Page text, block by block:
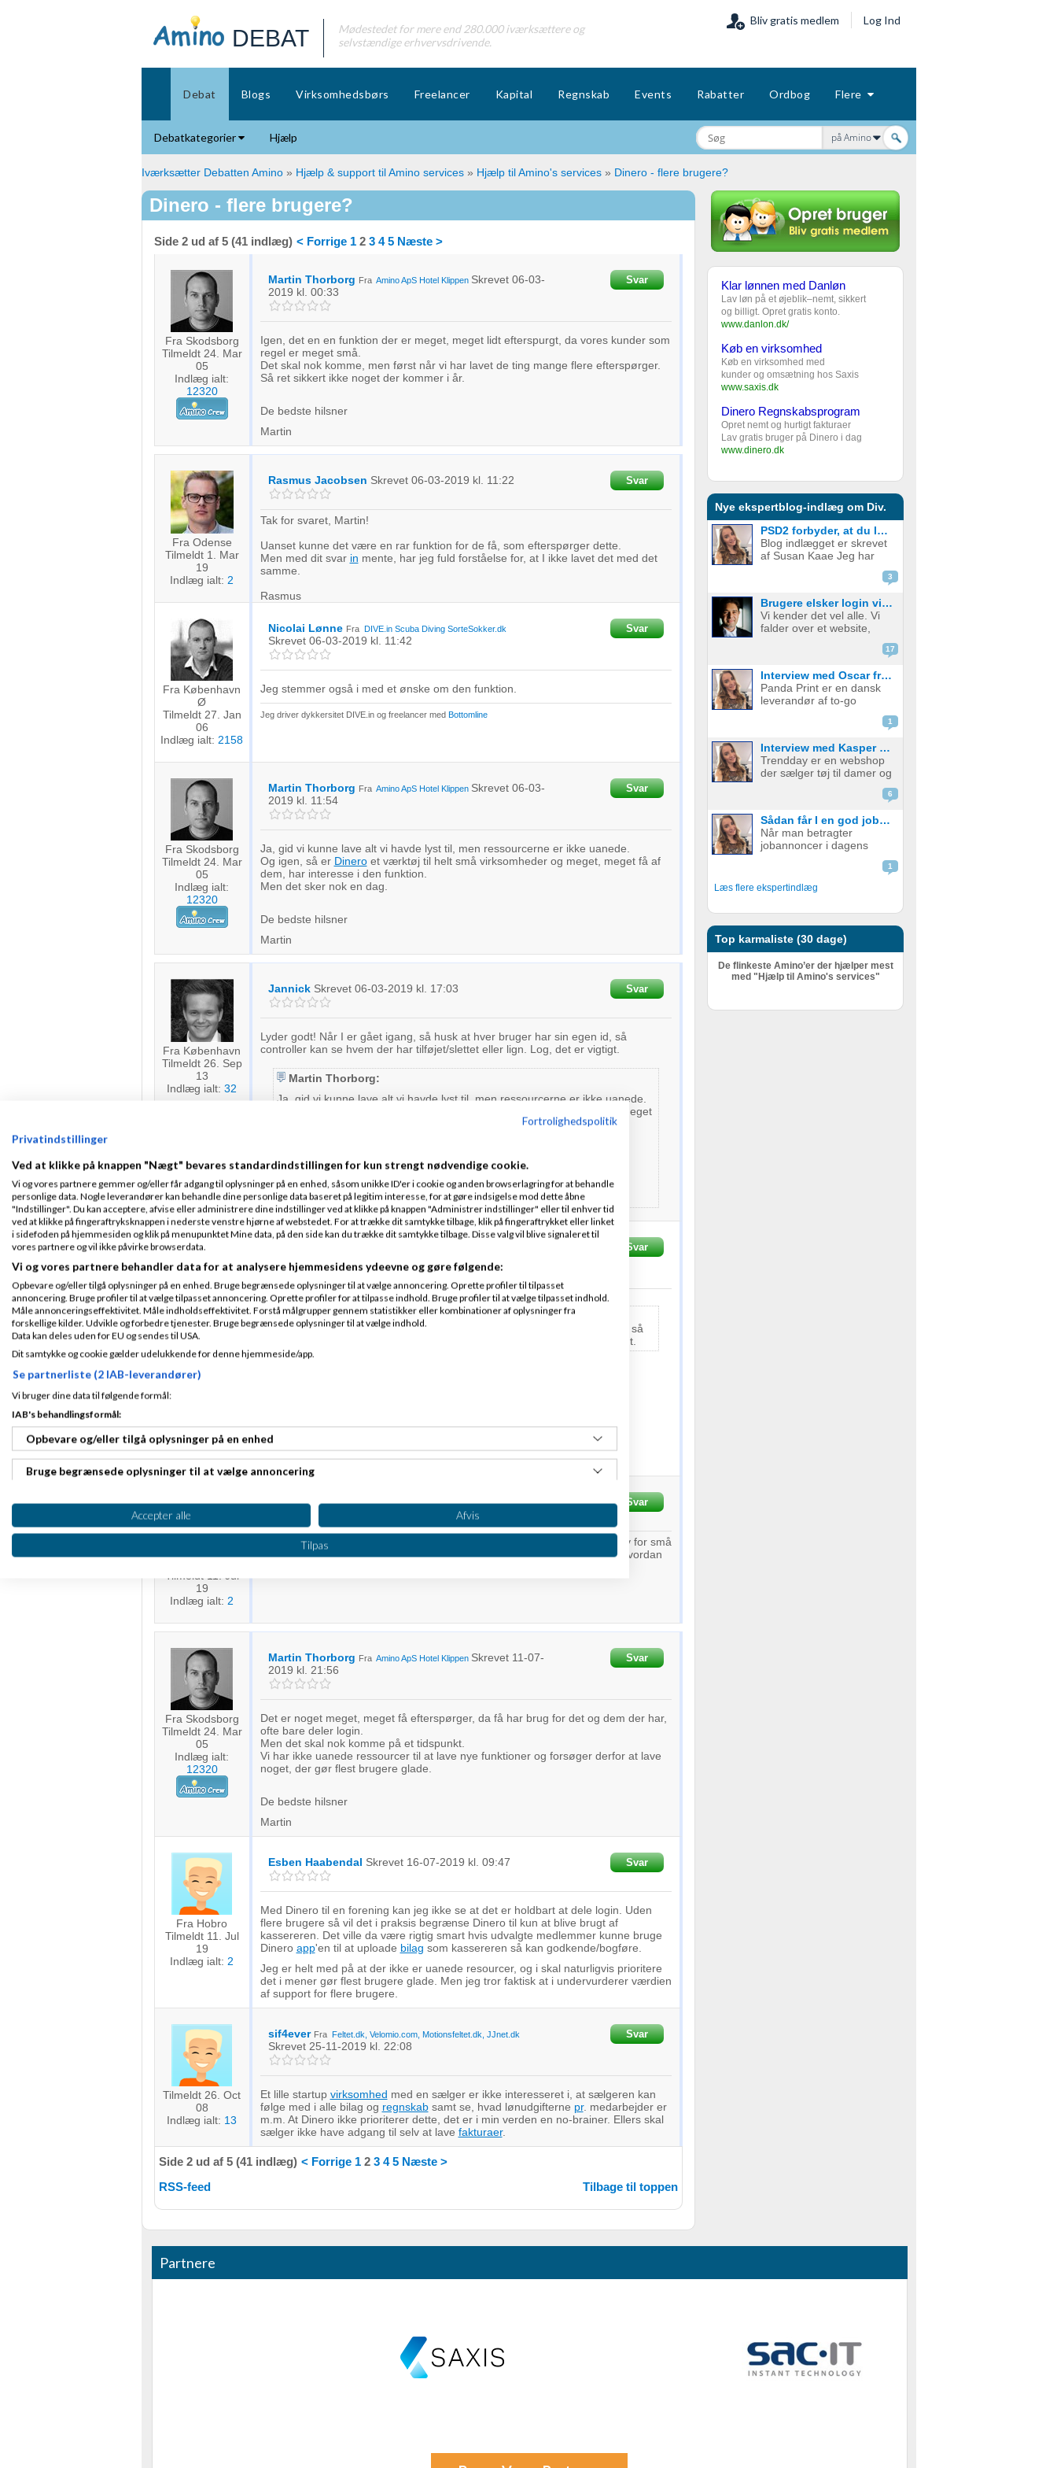
DEBAT
Mødestedet for mere end 280.000 iværksættere og
selvstændige erhvervsdrivende.
Bliv gratis medlem Log Ind
Debat Blogs Virksomhedsbørs Freelancer Kapital Regnskab Events Rabatter Ordbog Flere
Debatkategorier Hjælp på Amino
Iværksætter Debatten Amino » Hjælp & support til Amino services » Hjælp til Amino's services » Dinero - flere brugere?
Dinero - flere brugere?
Side 2 ud af 5 (41 indlæg) < Forrige 1 2 3 4 5 Næste >
Fra Skodsborg
Tilmeldt 24. Mar
05
Indlæg ialt:
12320
Martin Thorborg Fra Amino ApS Hotel Klippen Skrevet 06-03-
2019 kl. 00:33
Svar
Igen, det en en funktion der er meget, meget lidt efterspurgt, da vores kunder som
regel er meget små.
Det skal nok komme, men først når vi har lavet de ting mange flere efterspørger.
Så ret sikkert ikke noget der kommer i år.
De bedste hilsner
Martin
Fra Odense
Tilmeldt 1. Mar
19
Indlæg ialt: 2
Rasmus Jacobsen Skrevet 06-03-2019 kl. 11:22 Svar
Tak for svaret, Martin!
Uanset kunne det være en rar funktion for de få, som efterspørger dette.
Men med dit svar in mente, har jeg fuld forståelse for, at I ikke lavet det med det
samme.
Rasmus
Fra København
Ø
Tilmeldt 27. Jan
06
Indlæg ialt: 2158
Nicolai Lønne Fra DIVE.in Scuba Diving SorteSokker.dk
Skrevet 06-03-2019 kl. 11:42
Svar
Jeg stemmer også i med et ønske om den funktion.
Jeg driver dykkersitet DIVE.in og freelancer med Bottomline
Fra Skodsborg
Tilmeldt 24. Mar
05
Indlæg ialt:
12320
Martin Thorborg Fra Amino ApS Hotel Klippen Skrevet 06-03-
2019 kl. 11:54
Svar
Ja, gid vi kunne lave alt vi havde lyst til, men ressourcerne er ikke uanede.
Og igen, så er Dineroet værktøj til helt små virksomheder og meget, meget få af
dem, har interesse i den funktion.
Men det sker nok en dag.
De bedste hilsner
Martin
Fra København
Tilmeldt 26. Sep
13
Indlæg ialt: 32
Jannick Skrevet 06-03-2019 kl. 17:03 Svar
Lyder godt! Når I er gået igang, så husk at hver bruger har sin egen id, så
controller kan se hvem der har tilføjet/slettet eller lign. Log, det er vigtigt.
Martin Thorborg:
Ja, gid vi kunne lave alt vi havde lyst til, men ressourcerne er ikke uanede.
Og igen, så er Dinero et værktøj til helt små virksomheder og meget, meget
De bedste hilsner
Martin
Fra Skodsborg
Tilmeldt 24. Mar
05
12320
Svar
Jannick:
Lyder godt! Når I er gået igang, så husk at hver bruger har sin egen id, så
controller kan se hvem der har tilføjet/slettet eller lign. Log, det er vigtigt.
De bedste hilsner
Martin
Tilmeldt 11. Jul
19
Indlæg ialt: 2
Esben Haabendal Skrevet11-07-2019kl. 21:05 Svar
Jeg syntes helt ærligt at det her er en meget grundlæggende funktion, selv for små
firmaer. Og nu hvor foreninger også er i målgruppen kan jeg slet ikke se hvordan
Fra Skodsborg
Tilmeldt 24. Mar
05
Indlæg ialt:
12320
Martin Thorborg Fra Amino ApS Hotel Klippen Skrevet 11-07-
2019 kl. 21:56
Svar
Det er noget meget, meget få efterspørger, da få har brug for det og dem der har,
ofte bare deler login.
Men det skal nok komme på et tidspunkt.
Vi har ikke uanede ressourcer til at lave nye funktioner og forsøger derfor at lave
noget, der gør flest brugere glade.
De bedste hilsner
Martin
Fra Hobro
Tilmeldt 11. Jul
19
Indlæg ialt: 2
Esben Haabendal Skrevet 16-07-2019 kl. 09:47 Svar
Med Dinero til en forening kan jeg ikke se at det er holdbart at dele login. Uden
flere brugere så vil det i praksis begrænse Dinero til kun at blive brugt af
kassereren. Det ville da være rigtig smart hvis udvalgte medlemmer kunne bruge
Dinero app'en til at uploade bilag som kassereren så kan godkende/bogføre.
Jeg er helt med på at der ikke er uanede resourcer, og i skal naturligvis prioritere
det i mener gør flest brugere glade. Men jeg tror faktisk at i undervurderer værdien
af support for flere brugere.
Tilmeldt 26. Oct
08
Indlæg ialt: 13
sif4ever Fra Feltet.dk, Velomio.com, Motionsfeltet.dk, JJnet.dk
Skrevet 25-11-2019 kl. 22:08
Svar
Et lille startup virksomhed med en sælger er ikke interesseret i, at sælgeren kan
følge med i alle bilag og regnskabsamt se, hvad lønudgifterne pr. medarbejder er
m.m. At Dinero ikke prioriterer dette, det er i min verden en no-brainer. Ellers skal
sælger ikke have adgang til selv at lave fakturaer.
Side 2 ud af 5 (41 indlæg) < Forrige 1 2 3 4 5 Næste >
RSS-feed
Tilbage til toppen
Klar lønnen med Danløn
Lav løn på et øjeblik–nemt, sikkert
og billigt. Opret gratis konto.
www.danlon.dk/
Køb en virksomhed
Køb en virksomhed med
kunder og omsætning hos Saxis
www.saxis.dk
Dinero Regnskabsprogram
Opret nemt og hurtigt fakturaer
Lav gratis bruger på Dinero i dag
www.dinero.dk
Nye ekspertblog-indlæg om Div.
PSD2 forbyder, at du lægger kortgebyret ud til dine kunder fra 1. januar 2018
Blog indlægget er skrevet
af Susan Kaae Jeg har
arbejdet med eCommerce
siden 2000 og med online
stillinger med titler som
Chief Product
Officer/CPO, Sales
3
Brugere elsker login via sociale medier
Vi kender det vel alle. Vi
falder over et website,
ved at være der, lige ved
at have gennemført
signup, men hvad nu? Jeg
17
Interview med Oscar fra Panda Print
Panda Print er en dansk
leverandør af to-go
emballage - med og uden
print. Firmaet startede i år
papkrus med tryk, men
har siden udvidet
sortimentet og tilbyder nu
1
Interview med Kasper fra Trendday
Trendday er en webshop
der sælger tøj til damer og
Bag Trendday er de to
unge iværksættere
Camilla og Kasper. I dette
6
Sådan får I en god jobannonce
Når man betragter
jobannoncer i dagens
personlige og faglige
kompetencer. En
ikke ualmindeligt at find...
1
Læs flere ekspertindlæg
Top karmaliste (30 dage)
De flinkeste Amino’er der hjælper mest
med "Hjælp til Amino's services"
Partnere
Fortrolighedspolitik
Privatindstillinger
Ved at klikke på knappen "Nægt" bevares standardindstillingen for kun strengt nødvendige cookie.
Vi og vores partnere gemmer og/eller får adgang til oplysninger på en enhed, såsom unikke ID'er i cookie og anden browserlagring for at behandle
personlige data. Nogle leverandører kan behandle dine personlige data baseret på legitim interesse, for at gøre indsigelse mod dette åbne
"Indstillinger". Du kan acceptere, afvise eller administrere dine indstillinger ved at klikke på knappen "Administrer indstillinger" eller til enhver tid
ved at klikke på fingeraftryksknappen i nederste venstre hjørne af webstedet. For at trække dit samtykke tilbage, klik på fingeraftrykket eller linket
i sidefoden på hjemmesiden og klik på menupunktet Mine data, på den side kan du trække dit samtykke tilbage. Disse valg vil blive signaleret til
vores partnere og vil ikke påvirke browserdata.
Vi og vores partnere behandler data for at analysere hjemmesidens ydeevne og gøre følgende:
Opbevare og/eller tilgå oplysninger på en enhed. Bruge begrænsede oplysninger til at vælge annoncering. Oprette profiler til tilpasset
annoncering. Bruge profiler til at vælge tilpasset annoncering. Oprette profiler for at tilpasse indhold. Bruge profiler til at vælge tilpasset indhold.
Måle annonceringseffektivitet. Måle indholdseffektivitet. Forstå målgrupper gennem statistikker eller kombinationer af oplysninger fra
forskellige kilder. Udvikle og forbedre tjenester. Bruge begrænsede oplysninger til at vælge indhold.
Data kan deles uden for EU og sendes til USA.
Dit samtykke og cookie gælder udelukkende for denne hjemmeside/app.
Se partnerliste (2 IAB-leverandører)
Vi bruger dine data til følgende formål:
IAB's behandlingsformål:
Opbevare og/eller tilgå oplysninger på en enhed
Bruge begrænsede oplysninger til at vælge annoncering
Oprette profiler til tilpasset annoncering
Bruge profiler til at vælge tilpasset annoncering
Bruge profiler til at vælge tilpasset indhold
Måle annonceringseffektivitet
Forstå målgrupper gennem statistikker eller kombinationer af oplysninger fra forskellige
Bruge begrænsede oplysninger til at vælge indhold
Bruge præcise geografiske placeringsoplysninger
Identificere enheder baseret på aktivt anmodede oplysninger
Accepter alle Afvis
Tilpas